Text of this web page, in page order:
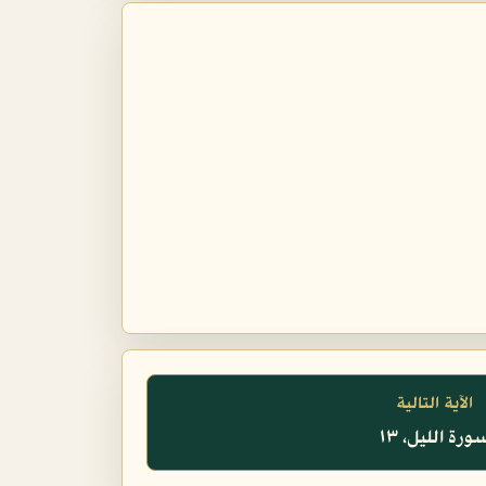
الآية التالية
الليل، ١٣